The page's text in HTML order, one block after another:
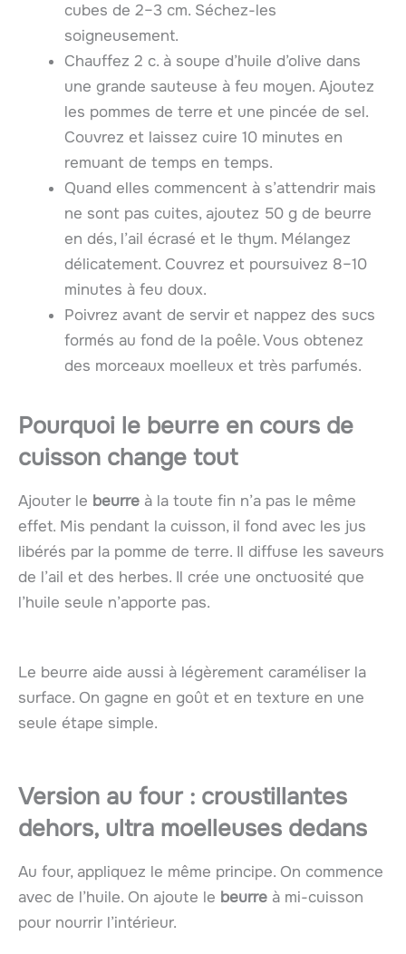
cubes de 2–3 cm. Séchez-les
soigneusement.
Chauffez 2 c. à soupe d’huile d’olive dans
une grande sauteuse à feu moyen. Ajoutez
les pommes de terre et une pincée de sel.
Couvrez et laissez cuire 10 minutes en
remuant de temps en temps.
Quand elles commencent à s’attendrir mais
ne sont pas cuites, ajoutez 50 g de beurre
en dés, l’ail écrasé et le thym. Mélangez
délicatement. Couvrez et poursuivez 8–10
minutes à feu doux.
Poivrez avant de servir et nappez des sucs
formés au fond de la poêle. Vous obtenez
des morceaux moelleux et très parfumés.
Pourquoi le beurre en cours de
cuisson change tout
Ajouter le beurre à la toute fin n’a pas le même
effet. Mis pendant la cuisson, il fond avec les jus
libérés par la pomme de terre. Il diffuse les saveurs
de l’ail et des herbes. Il crée une onctuosité que
l’huile seule n’apporte pas.
Le beurre aide aussi à légèrement caraméliser la
surface. On gagne en goût et en texture en une
seule étape simple.
Version au four : croustillantes
dehors, ultra moelleuses dedans
Au four, appliquez le même principe. On commence
avec de l’huile. On ajoute le beurre à mi-cuisson
pour nourrir l’intérieur.